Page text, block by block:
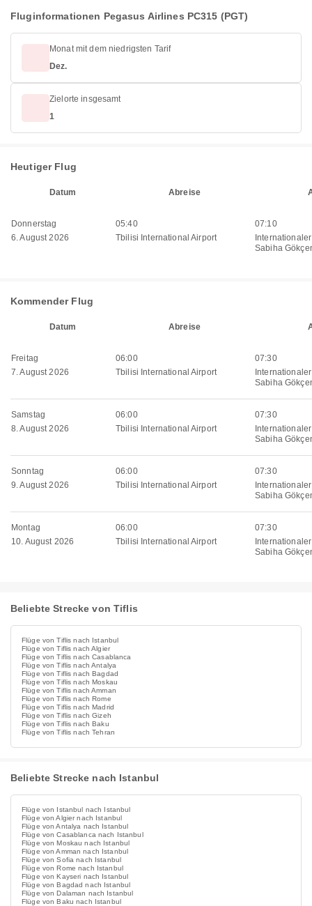
Fluginformationen Pegasus Airlines PC315 (PGT)
Monat mit dem niedrigsten Tarif
Dez.
Zielorte insgesamt
1
Heutiger Flug
Datum Abreise
Donnerstag
6. August 2026
05:40
Tbilisi International Airport
07:10
Sabiha
Kommender Flug
Datum Abreise
Freitag
7. August 2026
06:00
Tbilisi International Airport
07:30
Sabiha
Samstag
8. August 2026
06:00
Tbilisi International Airport
07:30
Sabiha
Sonntag
9. August 2026
06:00
Tbilisi International Airport
07:30
Sabiha
Montag
10. August 2026
06:00
Tbilisi International Airport
07:30
Sabiha
Beliebte Strecke von Tiflis
Flüge von Tiflis nach Istanbul
Flüge von Tiflis nach Algier
Flüge von Tiflis nach Casablanca
Flüge von Tiflis nach Antalya
Flüge von Tiflis nach Bagdad
Flüge von Tiflis nach Moskau
Flüge von Tiflis nach Amman
Flüge von Tiflis nach Rome
Flüge von Tiflis nach Madrid
Flüge von Tiflis nach Gizeh
Flüge von Tiflis nach Baku
Flüge von Tiflis nach Tehran
Beliebte Strecke nach Istanbul
Flüge von Istanbul nach Istanbul
Flüge von Algier nach Istanbul
Flüge von Antalya nach Istanbul
Flüge von Casablanca nach Istanbul
Flüge von Moskau nach Istanbul
Flüge von Amman nach Istanbul
Flüge von Sofia nach Istanbul
Flüge von Rome nach Istanbul
Flüge von Kayseri nach Istanbul
Flüge von Bagdad nach Istanbul
Flüge von Dalaman nach Istanbul
Flüge von Baku nach Istanbul